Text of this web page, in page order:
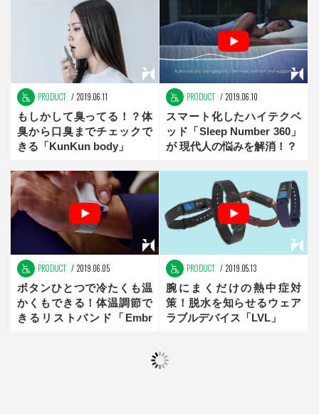
PRODUCT 2019.06.11
もしかして臭ってる！？体
臭から口臭までチェックで
きる「KunKun body」
PRODUCT 2019.06.10
スマート化したハイテクベ
ッド「Sleep Number 360」
が 現代人の悩みを解消！？
PRODUCT 2019.06.05
ボタンひとつで冷たくも温
かくもできる！体温調節で
きるリストバンド「Embr
PRODUCT 2019.05.13
腕にまくだけの熱中症対
策！脱水を知らせるウェア
ラブルデバイス「LVL」